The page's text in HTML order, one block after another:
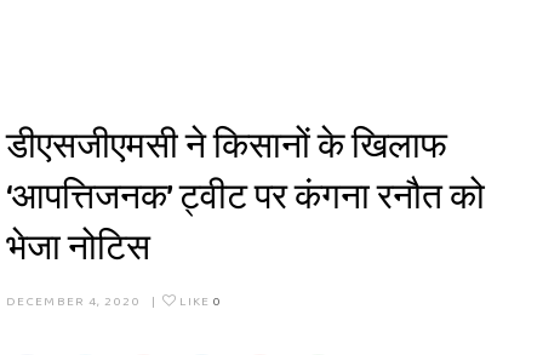
डीएसजीएमसी ने किसानों के खिलाफ
‘आपत्तिजनक’ ट्वीट पर कंगना रनौत को
भेजा नोटिस
DECEMBER 4, 2020 | LIKE 0